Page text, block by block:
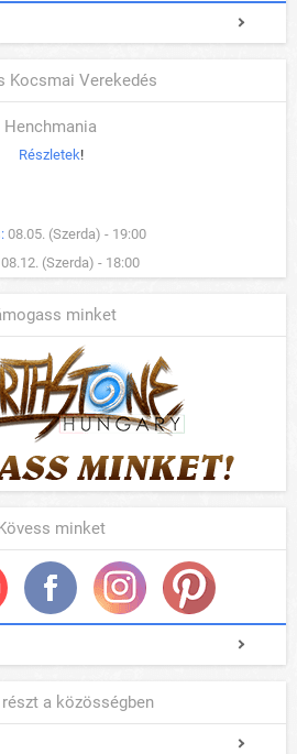
Kocsmai Verekedés
Henchmania
Részletek!
08.05. (Szerda) - 19:00
08.12. (Szerda) - 18:00
minket
minket
a közösségben